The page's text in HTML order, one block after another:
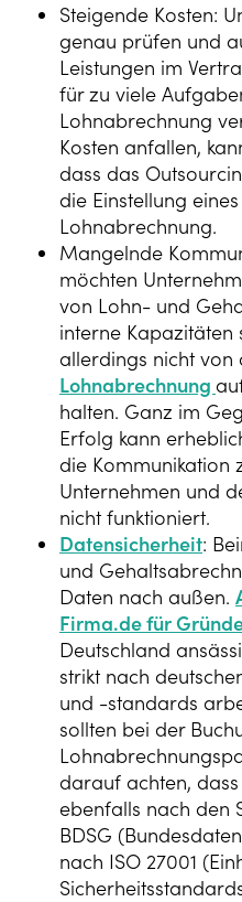
Steigende Kosten:
genau prüfen und
Leistungen im
für zu viele
Lohnabrechnung
Kosten anfallen,
dass das
die Einstellung
Lohnabrechnung.
Mangelnde
möchten
von Lohn- und
interne Kapazitäten
allerdings nicht von
Lohnabrechnung
halten. Ganz im
Erfolg kann
die Kommunikation
Unternehmen und
nicht funktioniert.
Datensicherheit:
und
Daten nach außen.
Firma.de für
Deutschland
strikt nach
und -standards
sollten bei der
darauf achten,
ebenfalls nach den
BDSG
nach ISO 27001